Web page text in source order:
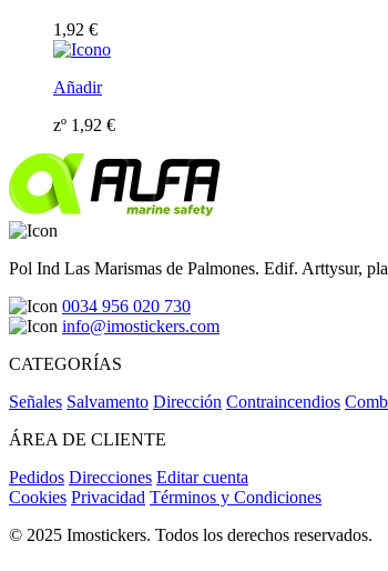
1,92 €
Añadir
zº 1,92 €
Pol Ind Las Marismas de Palmones. Edif. Arttysur,
0034 956 020 730
info@imostickers.com
CATEGORÍAS
Señales Salvamento Dirección Contraincendios
ÁREA DE CLIENTE
Pedidos Direcciones Editar cuenta
Cookies Privacidad Términos y Condiciones
© 2025 Imostickers. Todos los derechos reservados.